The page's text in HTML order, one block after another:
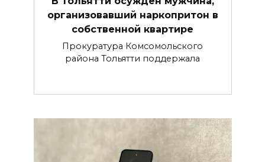
организовавший наркопритон в
собственной квартире
Прокуратура Комсомольского
района Тольятти поддержала